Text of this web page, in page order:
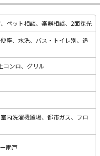
ペット相談、楽器相談、2面採光
座、水洗、バス・トイレ別、追
コンロ、グリル
内洗濯機置場、都市ガス、フロ
雨戸